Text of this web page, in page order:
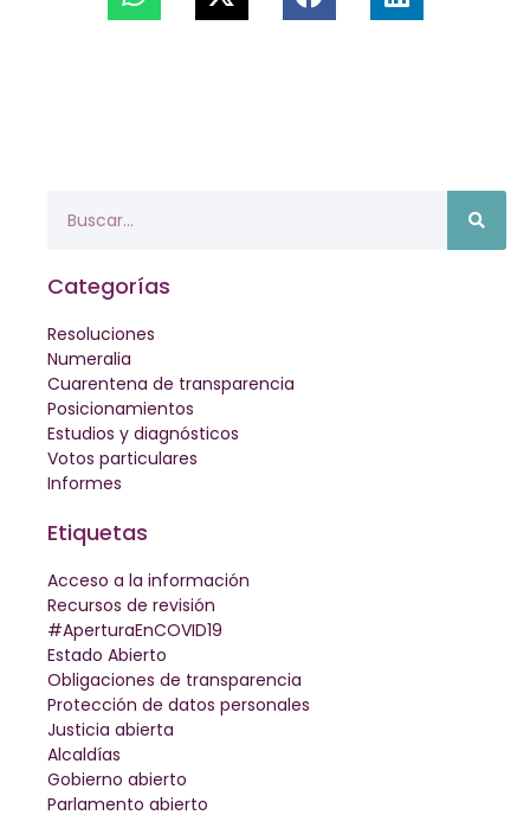
Categorías
Resoluciones
Numeralia
Cuarentena de transparencia
Posicionamientos
Estudios y diagnósticos
Votos particulares
Informes
Etiquetas
Acceso a la información
Recursos de revisión
#AperturaEnCOVID19
Estado Abierto
Obligaciones de transparencia
Protección de datos personales
Justicia abierta
Alcaldías
Gobierno abierto
Parlamento abierto